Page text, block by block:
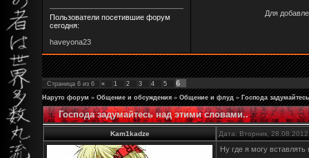
Пользователи посетившие форум
сегодня:
haveyona23
Для
Страница 6 из 6 « 1 2 3 4 5 6
Наруто форум » Общение и обсуждения » Общение и флуд » Господа
Господа задумайтесь над этими словами..
Kam1kadze Дата: Вторник,
Ну где я могу